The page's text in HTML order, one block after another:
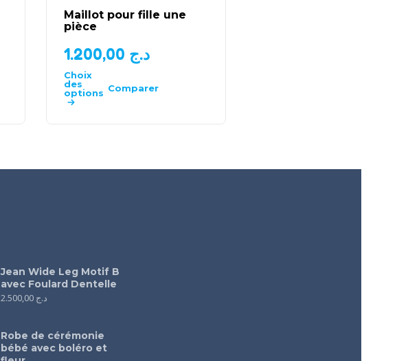
Maillot pour fille une
pièce
د.ج
Choix
des
options Comparer
Jean Wide Leg Motif B
avec Foulard Dentelle
د.ج
Robe de cérémonie
bébé avec boléro et